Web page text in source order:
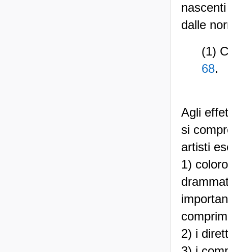
dalle
(1)
68.
Agli
si
artisti
1)
2) i